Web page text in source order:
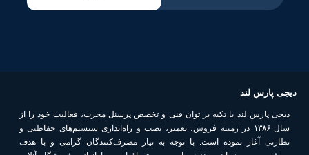
دیجی پارس لند
دیجی پارس لند با تکیه بر توان فنی و تخصص پرسنل مجرب، فعالیت خود را از
سال ۱۳۸۶ در زمینه فروش، تعمیر، نصب و راه‌اندازی سیستم‌های حفاظتی و
نظارتی آغاز نموده است. با توجه به نیاز مصرف‌کنندگان گرامی و با هدف